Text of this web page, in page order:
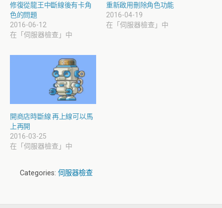
修復從龍王中斷線後有卡角
色的問題
2016-06-12
在「伺服器檢查」中
重新啟用刪除角色功能
2016-04-19
在「伺服器檢查」中
開商店時斷線 再上線可以馬
上再開
2016-03-25
在「伺服器檢查」中
Categories: 伺服器檢查